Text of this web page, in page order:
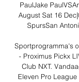
PaulJake
August Sat 16
SpursSan
Sportprogramma's
- Proximus Pickx
Club NXT.
Eleven Pro